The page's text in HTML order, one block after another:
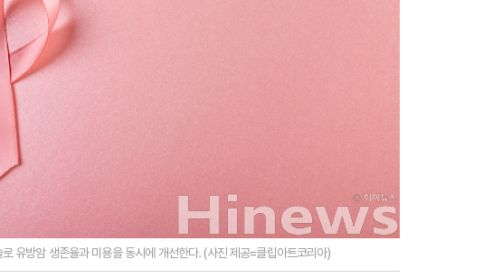
유방암 생존율과 미용을 동시에 개선한다. (사진 제공=클립아트코리아)